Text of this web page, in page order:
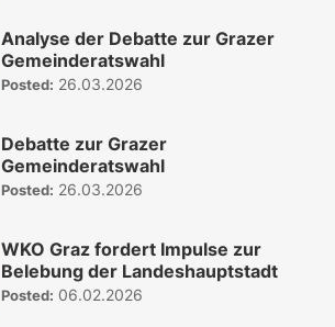
Analyse der Debatte zur Grazer
Gemeinderatswahl
Posted: 26.03.2026
Debatte zur Grazer
Gemeinderatswahl
Posted: 26.03.2026
WKO Graz fordert Impulse zur
Belebung der Landeshauptstadt
Posted: 06.02.2026